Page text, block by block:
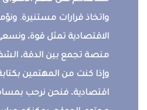
واتخاذ قرارات مستنيرة.
الاقتصادية تمثل قوة،
منصة تجمع بين الدقة،
وإذا كنت من المهتمين
اقتصادية، فنحن نرحب